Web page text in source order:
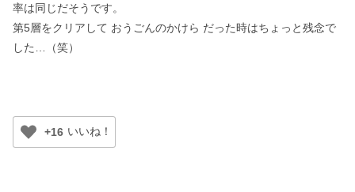
率は同じだそうです。
第5層をクリアして おうごんのかけら だった時はちょっと残念で
した…（笑）
+16